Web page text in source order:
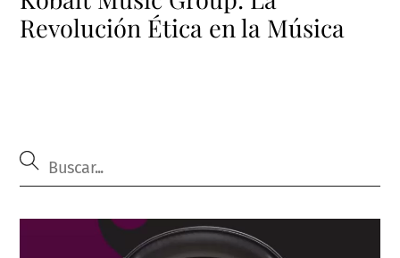
Revolución Ética en la Música